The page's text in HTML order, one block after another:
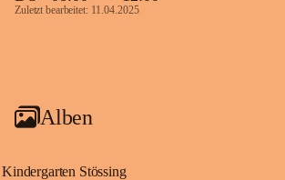
Zuletzt bearbeitet: 11.04.2025
Alben
Kindergarten Stössing